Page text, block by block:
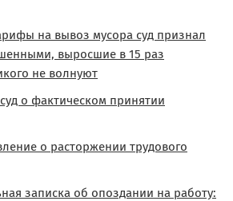
на вывоз мусора суд признал
выросшие в 15 раз
не волнуют
о фактическом принятии
о расторжении трудового
записка об опоздании на работу: